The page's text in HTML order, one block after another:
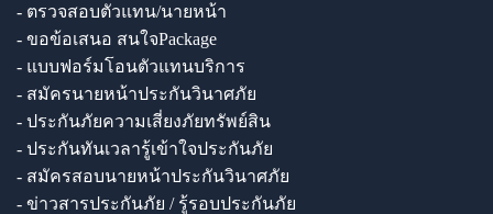
- ตรวจสอบตัวแทน/นายหน้า
- ขอข้อเสนอ สนใจPackage
- แบบฟอร์มโอนตัวแทนบริการ
- สมัครนายหน้าประกันวินาศภัย
- ประกันภัยความเสี่ยงภัยทรัพย์สิน
- ประกันทันเวลารู้เข้าใจประกันภัย
- สมัครสอบนายหน้าประกันวินาศภัย
- ข่าวสารประกันภัย / รู้รอบประกันภัย